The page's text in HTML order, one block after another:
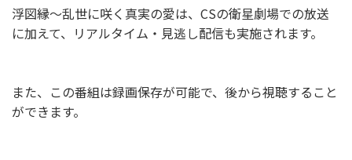
浮図縁〜乱世に咲く真実の愛は、CSの衛星劇場での放送
に加えて、リアルタイム・見逃し配信も実施されます。
また、この番組は録画保存が可能で、後から視聴すること
ができます。